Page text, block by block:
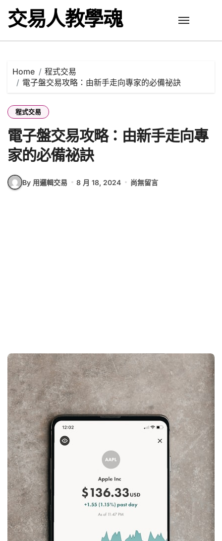
content
交易人教學魂
Home
程式交易
電子盤交易攻略：由新手走向專家的必備祕訣
程式交易
電子盤交易攻略：由新手走向專
家的必備祕訣
By 用邏輯交易 8 月 18, 2024 尚無留言